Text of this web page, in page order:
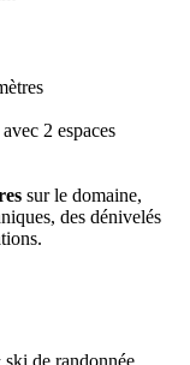
2 espaces
sur le domaine,
des dénivelés